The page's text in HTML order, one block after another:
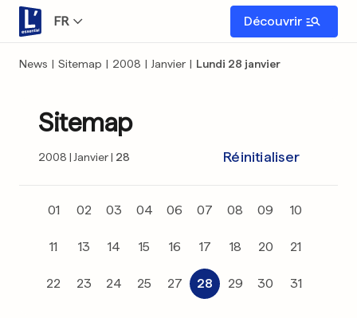
FR Découvrir
News | Sitemap | 2008 | Janvier | Lundi 28 janvier
Sitemap
2008 Janvier 28 Réinitialiser
01 02 03 04 06 07 08 09 10
11 13 14 15 16 17 18 20 21
22 23 24 25 27 28 29 30 31